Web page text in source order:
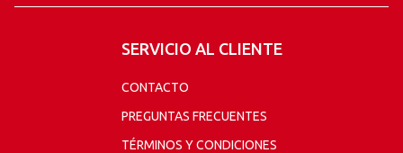
SERVICIO AL CLIENTE
CONTACTO
PREGUNTAS FRECUENTES
TÉRMINOS Y CONDICIONES